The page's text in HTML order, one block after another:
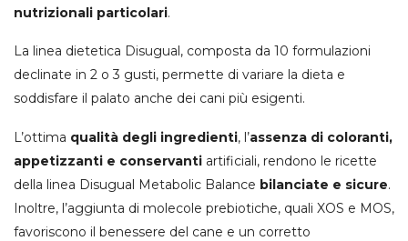
nutrizionali particolari.
La linea dietetica Disugual, composta da 10 formulazioni
declinate in 2 o 3 gusti, permette di variare la dieta e
soddisfare il palato anche dei cani più esigenti.
L’ottima qualità degli ingredienti, l’assenza di coloranti,
appetizzanti e conservanti artificiali, rendono le ricette
della linea Disugual Metabolic Balance bilanciate e sicure.
Inoltre, l’aggiunta di molecole prebiotiche, quali XOS e MOS,
favoriscono il benessere del cane e un corretto